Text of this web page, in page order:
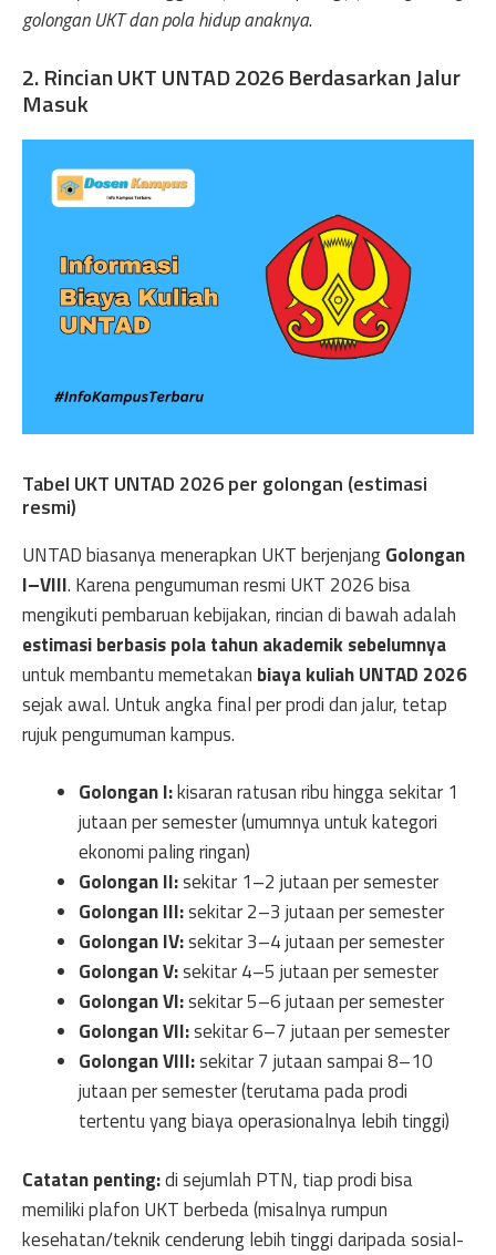
golongan UKT dan pola hidup anaknya.
2. Rincian UKT UNTAD 2026 Berdasarkan Jalur
Masuk
Tabel UKT UNTAD 2026 per golongan (estimasi
resmi)
UNTAD biasanya menerapkan UKT berjenjangGolongan
I–VIII. Karena pengumuman resmi UKT 2026 bisa
mengikuti pembaruan kebijakan, rincian di bawah adalah
estimasi berbasis pola tahun akademik sebelumnya
untuk membantu memetakan biaya kuliah UNTAD 2026
sejak awal. Untuk angka final per prodi dan jalur, tetap
rujuk pengumuman kampus.
Golongan I:kisaran ratusan ribu hingga sekitar 1
jutaan per semester (umumnya untuk kategori
ekonomi paling ringan)
Golongan II:sekitar 1–2 jutaan per semester
Golongan III:sekitar 2–3 jutaan per semester
Golongan IV:sekitar 3–4 jutaan per semester
Golongan V:sekitar 4–5 jutaan per semester
Golongan VI:sekitar 5–6 jutaan per semester
Golongan VII:sekitar 6–7 jutaan per semester
Golongan VIII:sekitar 7 jutaan sampai 8–10
jutaan per semester (terutama pada prodi
tertentu yang biaya operasionalnya lebih tinggi)
Catatan penting:di sejumlah PTN, tiap prodi bisa
memiliki plafon UKT berbeda (misalnya rumpun
kesehatan/teknik cenderung lebih tinggi daripada sosial-